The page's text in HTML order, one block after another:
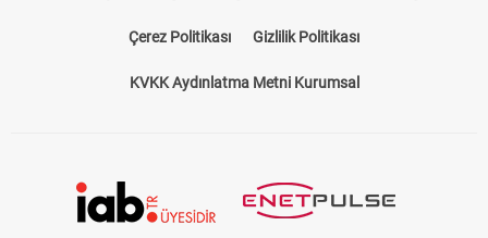
Çerez Politikası Gizlilik Politikası
KVKK Aydınlatma Metni Kurumsal